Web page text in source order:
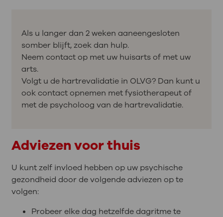
Als u langer dan 2 weken aaneengesloten
somber blijft, zoek dan hulp.
Neem contact op met uw huisarts of met uw
arts.
Volgt u de hartrevalidatie in OLVG? Dan kunt u
ook contact opnemen met fysiotherapeut of
met de psycholoog van de hartrevalidatie.
Adviezen voor thuis
U kunt zelf invloed hebben op uw psychische
gezondheid door de volgende adviezen op te
volgen:
Probeer elke dag hetzelfde dagritme te